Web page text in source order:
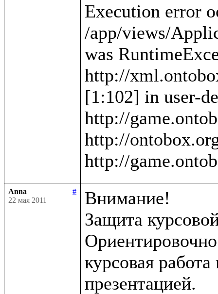
Execution error
/app/views/
was
http://
[1:102] in user-
http://
http://
Anna
#
22 мая 2011
Внимание!
Защита
курсовая
презентацией.